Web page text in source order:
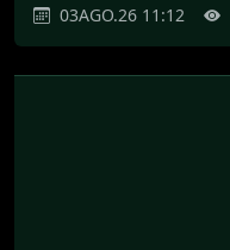
03AGO.26 11:12